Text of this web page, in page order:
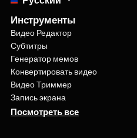
Инструменты
Видео Редактор
Субтитры
Генератор мемов
Конвертировать видео
Видео Триммер
Запись экрана
Посмотреть все